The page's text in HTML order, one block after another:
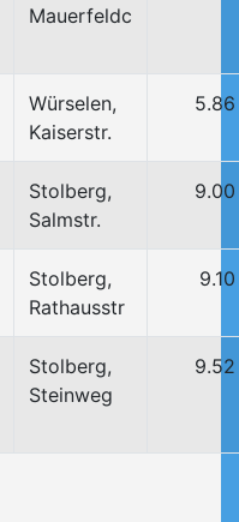
Mauerfeldc
Würselen,
Kaiserstr.
Stolberg,
Salmstr.
Stolberg,
Rathausstr
Stolberg,
Steinweg